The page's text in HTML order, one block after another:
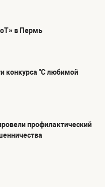
в Пермь
конкурса "С любимой
профилактический